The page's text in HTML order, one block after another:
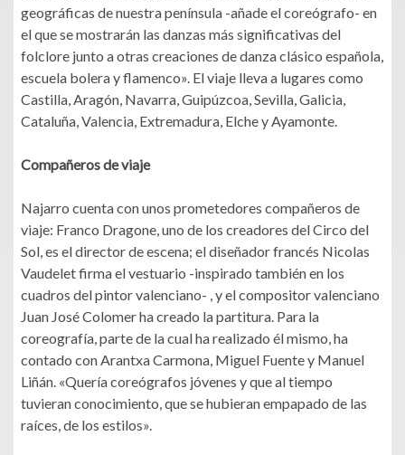
geográficas de nuestra península -añade el coreógrafo- en
el que se mostrarán las danzas más significativas del
folclore junto a otras creaciones de danza clásico española,
escuela bolera y flamenco». El viaje lleva a lugares como
Castilla, Aragón, Navarra, Guipúzcoa, Sevilla, Galicia,
Cataluña, Valencia, Extremadura, Elche y Ayamonte.
Compañeros de viaje
Najarro cuenta con unos prometedores compañeros de
viaje: Franco Dragone, uno de los creadores del Circo del
Sol, es el director de escena; el diseñador francés Nicolas
Vaudelet firma el vestuario -inspirado también en los
cuadros del pintor valenciano- , y el compositor valenciano
Juan José Colomer ha creado la partitura. Para la
coreografía, parte de la cual ha realizado él mismo, ha
contado con Arantxa Carmona, Miguel Fuente y Manuel
Liñán. «Quería coreógrafos jóvenes y que al tiempo
tuvieran conocimiento, que se hubieran empapado de las
raíces, de los estilos».